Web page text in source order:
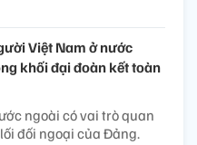
Việt Nam ở nước
khối đại đoàn kết toàn
ngoài có vai trò quan
đối ngoại của Đảng.